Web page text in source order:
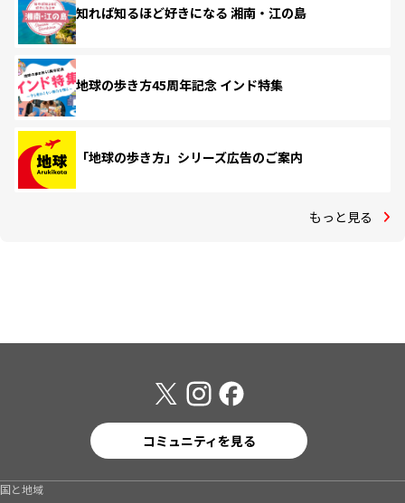
知れば知るほど好きになる 湘南・江の島
地球の歩き方45周年記念 インド特集
「地球の歩き方」シリーズ広告のご案内
もっと見る
コミュニティを見る
国と地域